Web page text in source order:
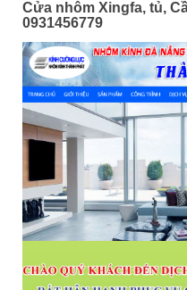
Cửa nhôm Xingfa, tủ,
0931456779